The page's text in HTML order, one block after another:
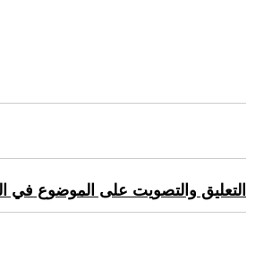
التعليق والتصويت على الموضوع في